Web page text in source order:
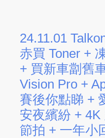
24.11.01
赤買 Toner +
+ 買新車劏舊
Vision Pro +
賽後你點睇 +
安夜繽紛 +
節拍 + 一年小